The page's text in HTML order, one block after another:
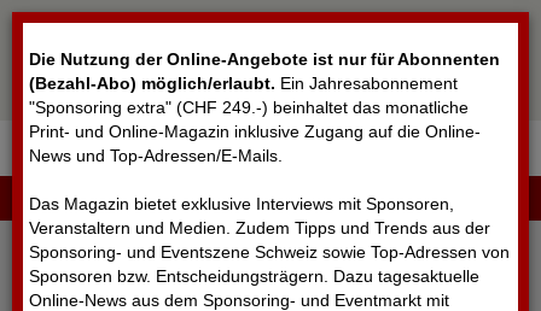
Die Nutzung der Online-Angebote ist nur für Abonnenten
(Bezahl-Abo) möglich/erlaubt. Ein Jahresabonnement
"Sponsoring extra" (CHF 249.-) beinhaltet das monatliche
Print- und Online-Magazin inklusive Zugang auf die Online-
News und Top-Adressen/E-Mails.
Das Magazin bietet exklusive Interviews mit Sponsoren,
Veranstaltern und Medien. Zudem Tipps und Trends aus der
Sponsoring- und Eventszene Schweiz sowie Top-Adressen von
Sponsoren bzw. Entscheidungsträgern. Dazu tagesaktuelle
Online-News aus dem Sponsoring- und Eventmarkt mit
LOGIN
Cookie-Einstellungen